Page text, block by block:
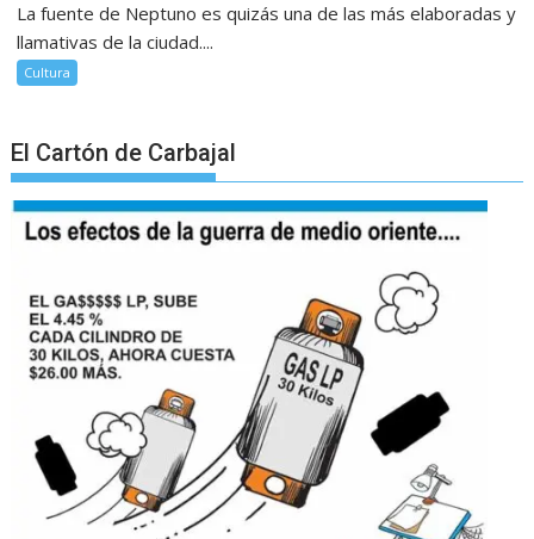
La fuente de Neptuno es quizás una de las más elaboradas y
llamativas de la ciudad....
Cultura
El Cartón de Carbajal